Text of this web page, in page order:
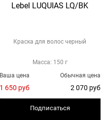
Lebel LUQUIAS LQ/BK
Краска для волос черный
Масса: 150 г
Обычная цена
2 070 руб
Ваша цена
1 650 руб
Подписаться